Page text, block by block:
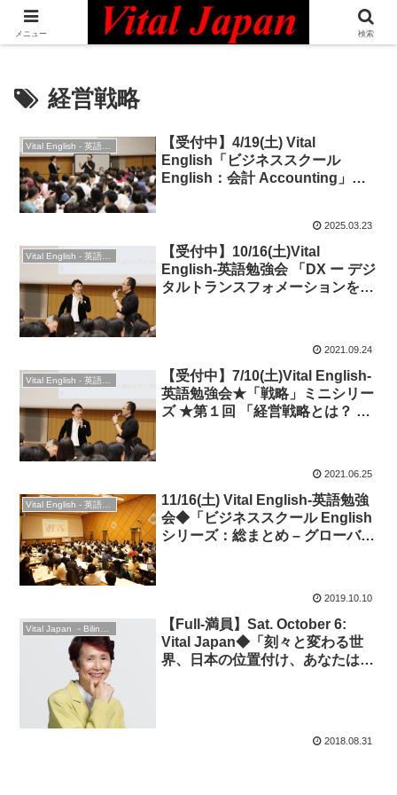
日本最大級の英語コミュニティ・Bilingual Professionals Network
経営戦略
Vital English - 英語勉強会
【受付中】4/19(土) Vital
English「ビジネススクール
English：会計 Accounting」◆
2025.03.23
Vital English - 英語勉強会
【受付中】10/16(土)Vital
English-英語勉強会 「DX ー デジ
タルトランスフォメーションを英
2021.09.24
Vital English - 英語勉強会
【受付中】7/10(土)Vital English-
英語勉強会★「戦略」ミニシリー
ズ ★第１回 「経営戦略とは？ フ
2021.06.25
Vital English - 英語勉強会
11/16(土) Vital English-英語勉強
会◆「ビジネススクール English
シリーズ：総まとめ – グローバル
2019.10.10
【Full-満員】Sat. October 6:
Vital Japan◆「刻々と変わる世
界、日本の位置付け、あなたは何
2018.08.31
メニュー 検索